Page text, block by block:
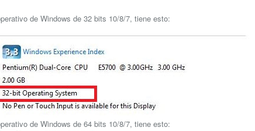
de Windows de 32 bits 10/8/7, tiene esto:
de Windows de 64 bits 10/8/7, tiene esto: